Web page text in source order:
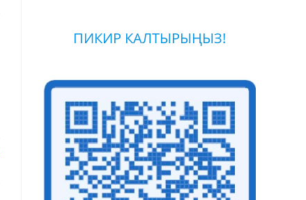
ПИКИР КАЛТЫРЫҢЫЗ!